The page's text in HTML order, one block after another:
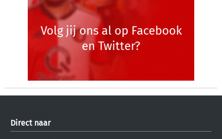
Volg jij ons al op Facebook
en Twitter?
Direct naar